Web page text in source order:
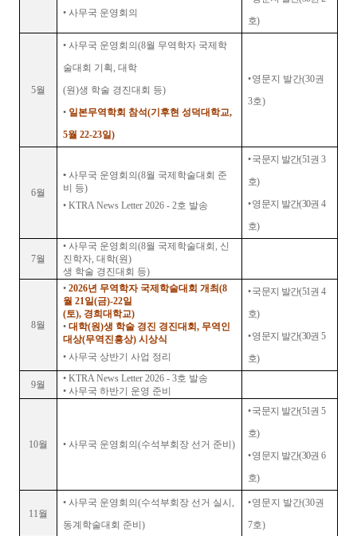
• 사무국 운영회의
호)
5월
• 사무국 운영회의 (8월 무역학자 국제학
술대회 기획 , 대학
(원)생 학술 경진대회 등)
• 일본무역학회 참석(기후현 성덕대학교,
5월 22-23일)
•영문지 발간(30권
3호)
6월
• 사무국 운영회의 (8월 국제학술대회 준
비 등)
• KTRA News Letter 2026 - 2호 발송
•국문지 발간(51권3
호)
•영문지 발간(30권4
호)
7월
• 사무국 운영회의 (8월 국제학술대회 , 신
진학자, 대학(원)
생 학술 경진대회 등)
8월
• 2026년 무역학자 국제학술대회 개최(8
월 21일(금)-22일
(토), 경희대학교)
• 대학(원)생 학술 경진 경진대회, 무역인
대상(무역진흥상) 시상식
• 사무국 상반기 사업 정리
•국문지 발간(51권4
호)
•영문지 발간(30권5
호)
9월
• KTRA News Letter 2026 - 3호 발송
• 사무국 하반기 운영 준비
10월 • 사무국 운영회의 (수석부회장 선거 준비 )
•국문지 발간(51권5
호)
•영문지 발간(30권6
호)
11월
• 사무국 운영회의 (수석부회장 선거 실시 ,
동계학술대회 준비 )
•영문지 발간(30권
7호)